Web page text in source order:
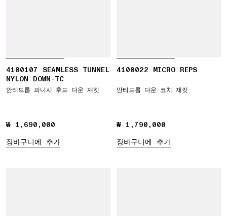
4100107 SEAMLESS TUNNEL
NYLON DOWN-TC
안티드롭 피니시 후드 다운 재킷
₩ 1,690,000
₩ 1,690,000
장바구니에 추가
4100022 MICRO REPS
안티드롭 다운 코치 재킷
₩ 1,790,000
₩ 1,790,000
장바구니에 추가